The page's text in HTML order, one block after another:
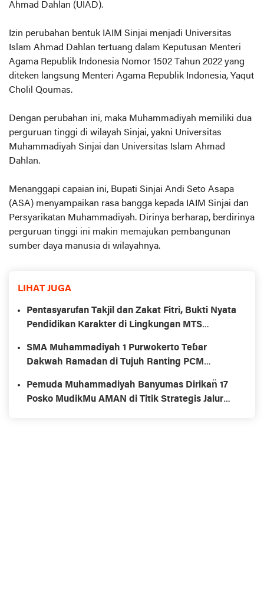
Ahmad Dahlan (UIAD).
Izin perubahan bentuk IAIM Sinjai menjadi Universitas
Islam Ahmad Dahlan tertuang dalam Keputusan Menteri
Agama Republik Indonesia Nomor 1502 Tahun 2022 yang
diteken langsung Menteri Agama Republik Indonesia, Yaqut
Cholil Qoumas.
Dengan perubahan ini, maka Muhammadiyah memiliki dua
perguruan tinggi di wilayah Sinjai, yakni Universitas
Muhammadiyah Sinjai dan Universitas Islam Ahmad
Dahlan.
Menanggapi capaian ini, Bupati Sinjai Andi Seto Asapa
(ASA) menyampaikan rasa bangga kepada IAIM Sinjai dan
Persyarikatan Muhammadiyah. Dirinya berharap, berdirinya
perguruan tinggi ini makin memajukan pembangunan
sumber daya manusia di wilayahnya.
LIHAT JUGA
Pentasyarufan Takjil dan Zakat Fitri, Bukti Nyata
Pendidikan Karakter di Lingkungan MTS
SMA Muhammadiyah 1 Purwokerto Teɓar
Dakwah Ramadan di Tujuh Ranting PCM
Pemuda Muhammadiyah Banyumas Dirikan̈ 17
Posko MudikMu AMAN di Titik Strategis Jalur